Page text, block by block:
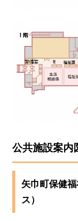
公共施設案内
矢巾町保健
ス）